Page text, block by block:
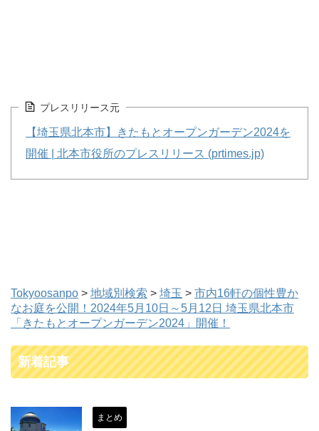
プレスリリース元
【埼玉県北本市】きたもとオープンガーデン2024を
開催 | 北本市役所のプレスリリース (prtimes.jp)
Tokyoosanpo > 地域別検索 > 埼玉 > 市内16軒の個性豊か
なお庭を公開！2024年5月10日～5月12日 埼玉県北本市
「きたもとオープンガーデン2024」開催！
新着記事
まとめ